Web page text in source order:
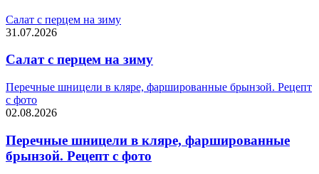
Салат с перцем на зиму
31.07.2026
Салат с перцем на зиму
Перечные шницели в кляре, фаршированные брынзой. Рецепт
с фото
02.08.2026
Перечные шницели в кляре, фаршированные
брынзой. Рецепт с фото